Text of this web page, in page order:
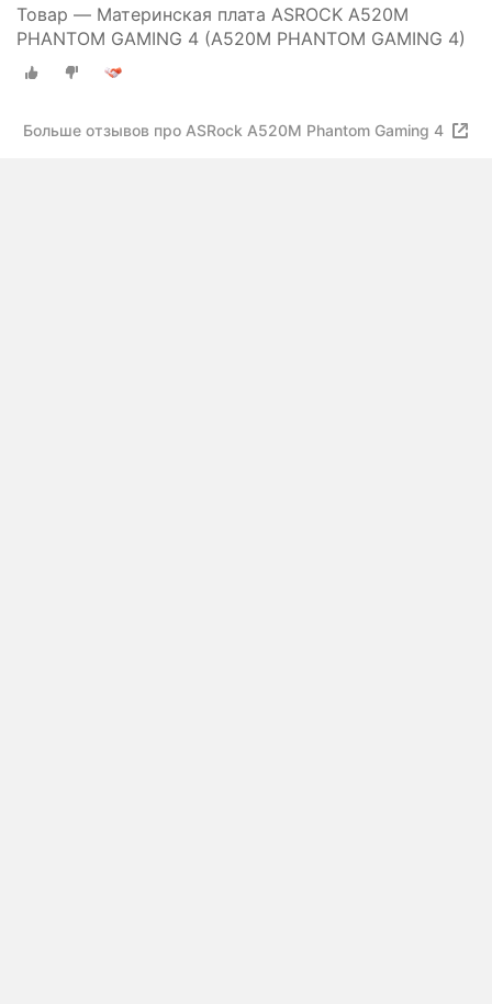
Товар — Материнская плата ASROCK A520M
PHANTOM GAMING 4 (A520M PHANTOM GAMING 4)
Больше отзывов про ASRock A520M Phantom Gaming 4